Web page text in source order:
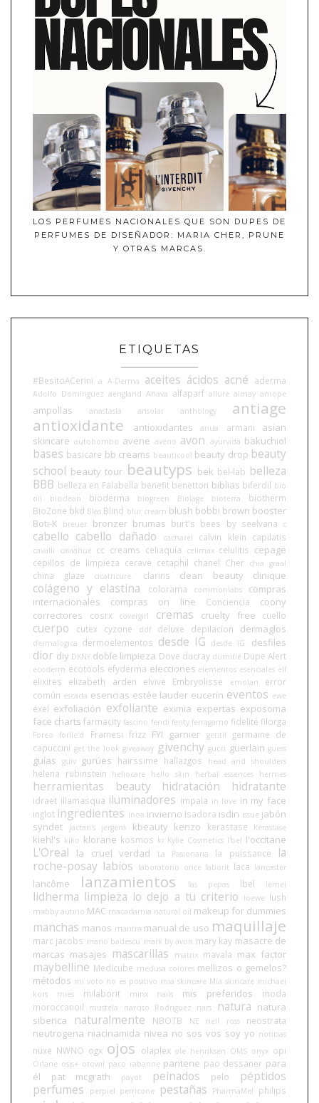
LOS PERFUMES NACIONALES QUE SON DUPES DE
PERFUMES DE DISEÑADOR: MARIA CHER, PRUNE
Y OTRAS MARCAS.
ETIQUETAS
#BesitoACerini a A-Derma aceites ácidos acné aderma
Adolfo Domínguez aengland Ahava alfaparf allure almay amope
ampollas anastasia ansolar anthology
antiage
antioxidante
antioxidantes anua armani
asian
skincare autobombo avene aveno avon ayurvida bakuchiol
bases basicare bb creams beauticool beauty drop beauty
school beauty tour beautyps bek bel-lab belleza
BBB belleza en Falabella benefit benetton biblias biferdil bio
oil
bioclean bioderma biogreen Biolage bioterra
biotherm
BioZone bkd Blas Blind blur cream blush bobbi brown booster
Boti-K
breuer bronzer brumas burt's bees by seelvana c
cabello cabello dañado cacharel calvin klein capilatis
cavalli caviahue cc creams celiaquía celimax celulitis cepage
cepillos de limpieza cerave cetaphil chanel Cher chia graal
china glaze cicatricure. clarins clean beauty clinique
colágeno y elastina colorama commonlabs
compras
internacionales
compras on line Conciencia
coony
correctores
cosrx covergirl cremas cruelty free cuello
cuerpo cutex cyzone ddf deluxe depilacion dermaglos
dermalogica dermoelementos desde IG desde IG. desfiles
dior diy DKNY doble limpieza Dove ducray dumitié Dupe Alert
ecoderm ecotools efyderma elecciones elementos esenciales elf
elixires elizabeth arden elvive Embryolisse emolan
error
común escada esencias estée lauder eucerin eventos ewe
exel exfoliación exfoliante eximia expertas exposoma
face charts farmacity fascino fendi fenty ferragamo fidelité filorga
Foreo forlle'd Framesi frizz FYI garnier gentil
germaine de
capuccini get the look giveaway givenchy gucci guerlain guess
guías guiv gurúes hairssime hallazgos head and shoulders
helena rubinstein heliocare hello skin herbal essences hermes
herramientas beauty hidratación hidratante
idraet illamasqua iluminadores impala in love in my face
inglot ingredientes Inoa invierno Isadora isdin issue jabón
syndet
jactan's jergens kbeauty kenzo kerastase Kérastase
kiehl's kiko klorane kosmos kr Kylie Cosmetics l'bel l'occitane
L'Oreal la cruel verdad La Pasionaria la puissance
la
roche-posay labios laboratorio once laborit laca lancaster
lancôme lanzamientos las pepas lbel lemel
lidherma limpieza lo dejo a tu criterio loewe lush
mabby autino MAC macadamia natural oil makeup for dummies
manchas manos mantra manual de uso maquillaje
marc jacobs mario badescu mark by avon mary kay masacre de
marcas masajes mascarillas matrix mavala max factor
maybelline Medicube medusa colores mellizos o gemelos?
métodos mi voto no es positivo mia skincare Mía skincare michael
kors
mies milaborit minx nails mis preferidos
moda
moroccanoil
mustela narciso Rodriguez nars natura natura
siberica
naturalmente NBOTB NE nell ross neostrata
neutrogena niacinamida nivea no sos vos soy yo noticias
nuxe NWNO ogx ojos olaplex ole henriksen OMS onyx opi
Orlane osis+ otowil paco rabanne pantene pao dessaner para
él
pat mcgrath payot peinados pelo
péptidos
perfumes
perpiel perricone pestañas PharmaMel philips